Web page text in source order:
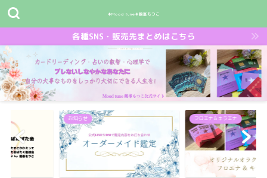
✤Mood tune✤鶴峯もつこ
各種SNS・販売先まとめはこちら
フロエナ＆キラエナ